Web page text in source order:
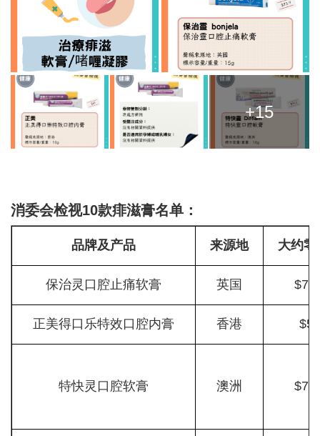
+15
消委会检视10款痱滋膏名单：
品牌及产品 来源地 大约零
保治灵口腔止痛软膏 英国
正美得口乐特效口腔内膏 香港 $50
特快灵口腔软膏 澳洲